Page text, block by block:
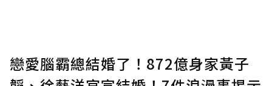
戀愛腦霸總結婚了！872億身家黃子